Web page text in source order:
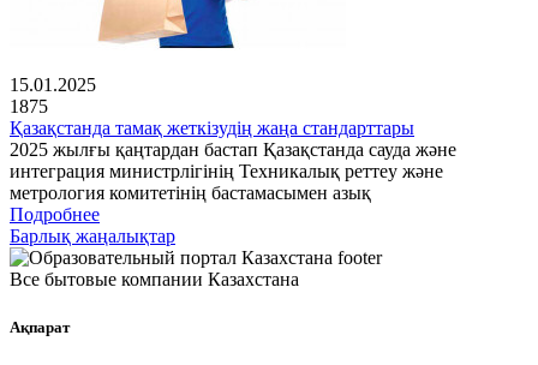
15.01.2025
1875
Қазақстанда тамақ жеткізудің жаңа стандарттары
2025 жылғы қаңтардан бастап Қазақстанда сауда және
интеграция министрлігінің Техникалық реттеу және
метрология комитетінің бастамасымен азық
Подробнее
Барлық жаңалықтар
Все бытовые компании Казахстана
Ақпарат